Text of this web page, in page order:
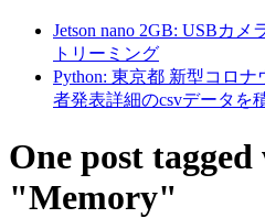
Jetson nano 2GB: USBカメ
トリーミング
Python: 東京都 新型コロ
者発表詳細のcsvデータを
One post
"Memory"